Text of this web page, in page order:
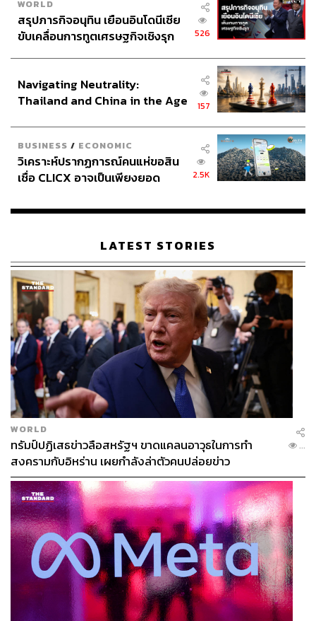
WORLD
สรุปภารกิจอนุทิน เยือนอินโดนีเซีย
ขับเคลื่อนการทูตเศรษฐกิจเชิงรุก
526
Navigating Neutrality:
Thailand and China in the Age
157
BUSINESS / ECONOMIC
วิเคราะห์ปรากฏการณ์คนแห่ขอสิน
เชื่อ CLICX อาจเป็นเพียงยอด
เรือนไทยที่ถูกซุกไว้
2.5K
LATEST STORIES
WORLD
ทรัมป์ปฏิเสธข่าวลือสหรัฐฯ ขาดแคลนอาวุธในการทำ
สงครามกับอิหร่าน เผยกำลังล่าตัวคนปล่อยข่าว
...